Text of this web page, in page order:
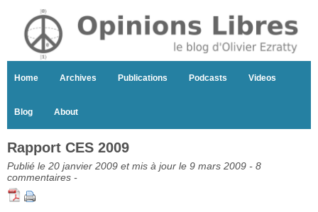
Home Archives Publications Podcasts Videos
Blog About
Rapport CES 2009
Publié le 20 janvier 2009 et mis à jour le 9 mars 2009 - 8
commentaires -